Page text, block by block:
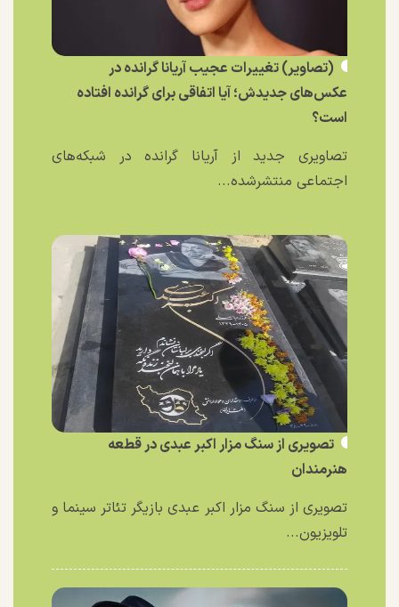
(تصاویر) تغییرات عجیب آریانا گرانده در
عکس‌های جدیدش؛ آیا اتفاقی برای گرانده افتاده
است؟
تصاویری جدید از آریانا گرانده در شبکه‌های
اجتماعی منتشرشده...
تصویری از سنگ مزار اکبر عبدی در قطعه
هنرمندان
تصویری از سنگ مزار اکبر عبدی بازیگر تئاتر سینما و
تلویزیون...